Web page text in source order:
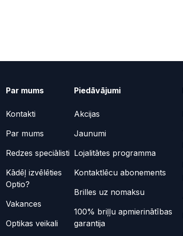
Par mums
Kontakti
Par mums
Redzes speciālisti
Kādēļ izvēlēties
Optio?
Vakances
Optikas veikali
Piedāvājumi
Akcijas
Jaunumi
Lojalitātes programma
Kontaktlēcu abonements
Brilles uz nomaksu
100% briļļu apmierinātības
garantija